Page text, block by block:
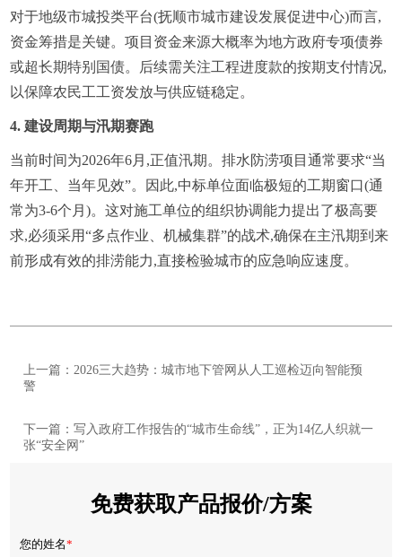
对于地级市城投类平台(抚顺市城市建设发展促进中心)而言,
资金筹措是关键。项目资金来源大概率为地方政府专项债券
或超长期特别国债。后续需关注工程进度款的按期支付情况,
以保障农民工工资发放与供应链稳定。
4. 建设周期与汛期赛跑
当前时间为2026年6月,正值汛期。排水防涝项目通常要求“当
年开工、当年见效”。因此,中标单位面临极短的工期窗口(通
常为3-6个月)。这对施工单位的组织协调能力提出了极高要
求,必须采用“多点作业、机械集群”的战术,确保在主汛期到来
前形成有效的排涝能力,直接检验城市的应急响应速度。
上一篇：2026三大趋势：城市地下管网从人工巡检迈向智能预
警
下一篇：写入政府工作报告的“城市生命线”，正为14亿人织就一
张“安全网”
免费获取产品报价/方案
您的姓名*